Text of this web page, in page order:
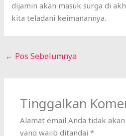
dijamin akan masuk surga di
kita teladani keimanannya.
← Pos Sebelumnya
Tinggalkan
Alamat email Anda tidak
yang wajib ditandai*